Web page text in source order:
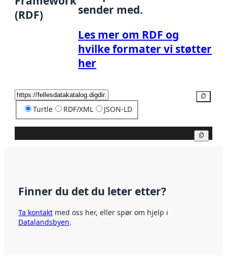
(RDF)
sender med.
Les mer om RDF og
hvilke formater vi støtter
her
Turtle RDF/XML JSON-LD
Finner du det du leter etter?
Ta kontakt med oss her, eller spør om hjelp i
Datalandsbyen.